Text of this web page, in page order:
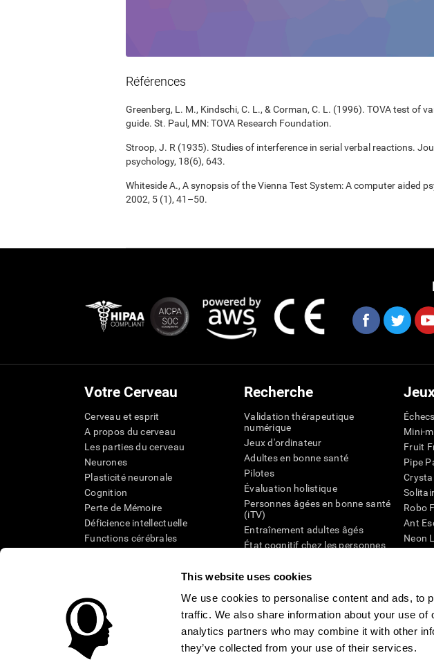
This website uses cookies
We use cookies to personalise content and ads, to
traffic. We also share information about your use
analytics partners who may combine it with other
they’ve collected from your use of their services.
Références
Greenberg, L. M., Kindschi, C. L., & Corman, C. L. (1996). TOVA test of
guide. St. Paul, MN: TOVA Research Foundation.
Stroop, J. R (1935). Studies of interference in serial verbal reactions.
psychology, 18(6), 643.
Whiteside A., A synopsis of the Vienna Test System: A computer aided
2002, 5 (1), 41–50.
Votre Cerveau
Cerveau et esprit
A propos du cerveau
Les parties du cerveau
Neurones
Plasticité neuronale
Cognition
Perte de Mémoire
Déficience intellectuelle
Functions cérébrales
Recherche
Validation thérapeutique
numérique
Jeux d'ordinateur
Adultes en bonne santé
Pilotes
Évaluation holistique
Personnes âgées en bonne santé
(iTV)
Entraînement adultes âgés
État cognitif chez les personnes
Révision systémique
Mini-
Fruit
Pipe
Robo
Ant
Neon
Space